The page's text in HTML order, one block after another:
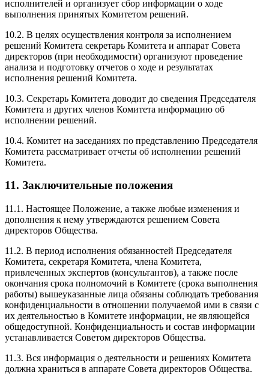
исполнителей и организует сбор информации о ходе
выполнения принятых Комитетом решений.
10.2. В целях осуществления контроля за исполнением
решений Комитета секретарь Комитета и аппарат Совета
директоров (при необходимости) организуют проведение
анализа и подготовку отчетов о ходе и результатах
исполнения решений Комитета.
10.3. Секретарь Комитета доводит до сведения Председателя
Комитета и других членов Комитета информацию об
исполнении решений.
10.4. Комитет на заседаниях по представлению Председателя
Комитета рассматривает отчеты об исполнении решений
Комитета.
11. Заключительные положения
11.1. Настоящее Положение, а также любые изменения и
дополнения к нему утверждаются решением Совета
директоров Общества.
11.2. В период исполнения обязанностей Председателя
Комитета, секретаря Комитета, члена Комитета,
привлеченных экспертов (консультантов), а также после
окончания срока полномочий в Комитете (срока выполнения
работы) вышеуказанные лица обязаны соблюдать требования
конфиденциальности в отношении получаемой ими в связи с
их деятельностью в Комитете информации, не являющейся
общедоступной. Конфиденциальность и состав информации
устанавливается Советом директоров Общества.
11.3. Вся информация о деятельности и решениях Комитета
должна храниться в аппарате Совета директоров Общества.